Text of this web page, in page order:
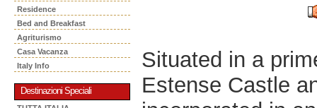
Residence
Bed and Breakfast
Agriturismo
Casa Vacanza
Italy Info
Destinazioni Speciali
Situated in a
Estense Castle